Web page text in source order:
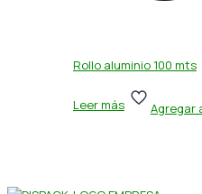
Rollo aluminio 100 mts
Leer más Agregar